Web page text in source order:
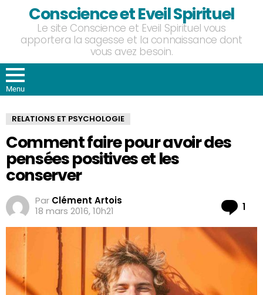
Conscience et Eveil Spirituel
Le site Conscience et Eveil Spirituel vous
apportera la sagesse et la connaissance dont
vous avez besoin.
Menu
RELATIONS ET PSYCHOLOGIE
Comment faire pour avoir des
pensées positives et les
conserver
Par Clément Artois
18 mars 2016, 10h21
1